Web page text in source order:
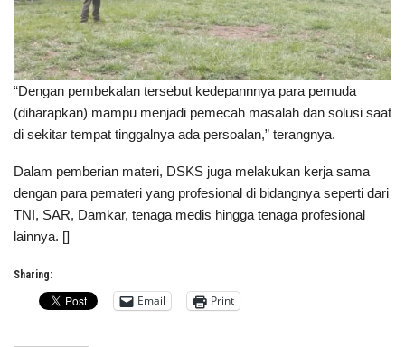
“Dengan pembekalan tersebut kedepannnya para pemuda
(diharapkan) mampu menjadi pemecah masalah dan solusi saat
di sekitar tempat tinggalnya ada persoalan,” terangnya.
Dalam pemberian materi, DSKS juga melakukan kerja sama
dengan para pemateri yang profesional di bidangnya seperti dari
TNI, SAR, Damkar, tenaga medis hingga tenaga profesional
lainnya. []
Sharing:
Email Print